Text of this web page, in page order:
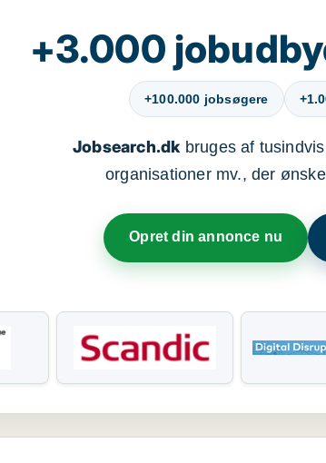
+3.000
+100.000 jobsøgere
Jobsearch.dkbruges af
organisationer mv., der
Opret din annonce nu